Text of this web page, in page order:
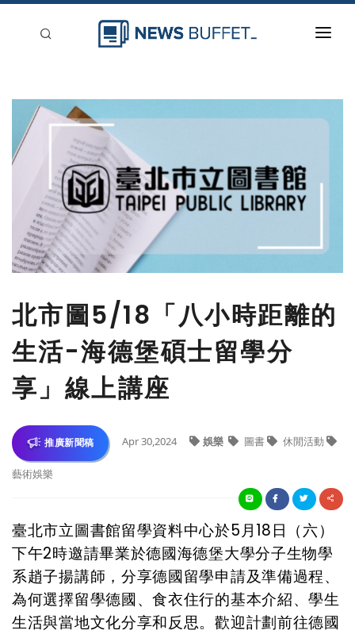
新聞稿分類
刊登
北市圖5/18「八小時距離的
生活-海德堡碩士留學分
享」線上講座
推廣新聞稿 Apr 30,2024 娛樂 圖書 休閒活動
藝術娛樂
臺北市立圖書館留學資料中心於5月18日（六）
下午2時邀請畢業於德國海德堡大學分子生物學
系趙子揚講師，分享德國留學申請及準備過程、
為何選擇留學德國、食衣住行的基本介紹、學生
生活與當地文化分享和反思。歡迎計劃前往德國